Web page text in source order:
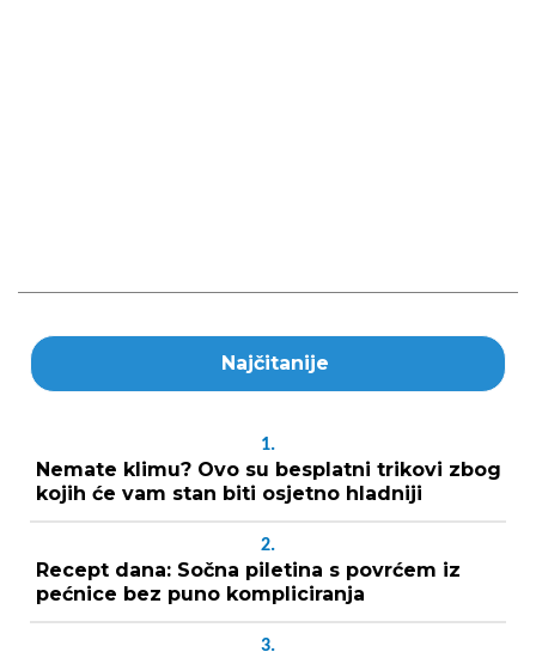
Najčitanije
1.
Nemate klimu? Ovo su besplatni trikovi zbog
kojih će vam stan biti osjetno hladniji
2.
Recept dana: Sočna piletina s povrćem iz
pećnice bez puno kompliciranja
3.